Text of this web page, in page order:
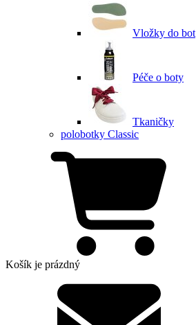
Vložky do bot
Péče o boty
Tkaničky
polobotky Classic
Košík je prázdný